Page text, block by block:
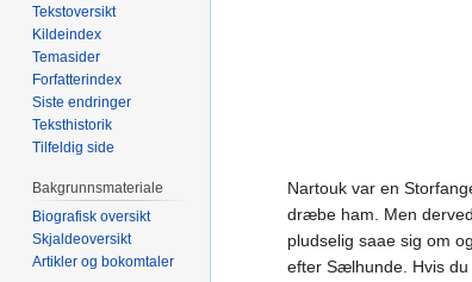
Nartouk var en
dræbe ham. Men
pludselig saae sig om
efter Sælhunde. Hvis
Tekstoversikt
Kildeindex
Temasider
Forfatterindex
Siste endringer
Teksthistorik
Tilfeldig side
Bakgrunnsmateriale
Biografisk oversikt
Skjaldeoversikt
Artikler og bokomtaler